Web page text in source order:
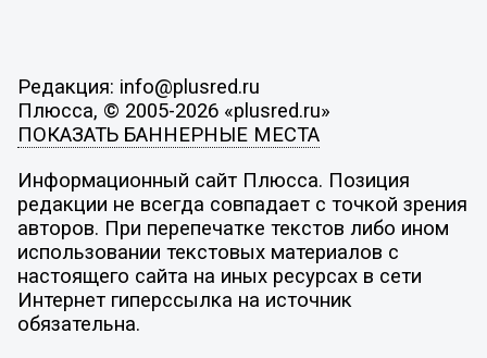
Редакция: info@plusred.ru
Плюсса, © 2005-2026 «plusred.ru»
ПОКАЗАТЬ БАННЕРНЫЕ МЕСТА
Информационный сайт Плюсса. Позиция
редакции не всегда совпадает с точкой зрения
авторов. При перепечатке текстов либо ином
использовании текстовых материалов с
настоящего сайта на иных ресурсах в сети
Интернет гиперссылка на источник
обязательна.